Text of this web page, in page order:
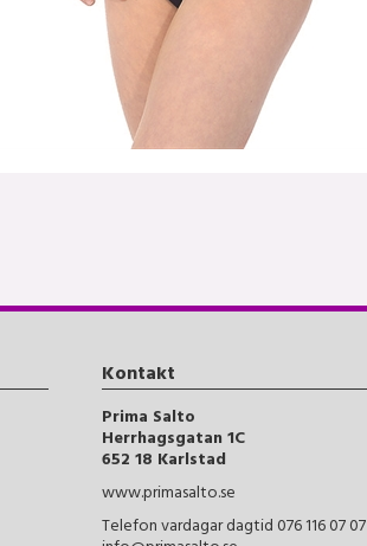
Kontakt
Prima Salto
Herrhagsgatan 1C
652 18 Karlstad
www.primasalto.se
Telefon vardagar dagtid 076 116 07 07